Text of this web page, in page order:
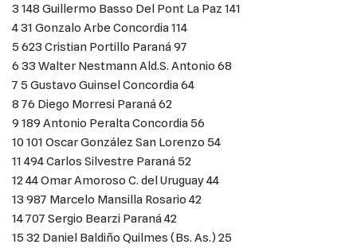
3 148 Guillermo Basso Del Pont La Paz 141
4 31 Gonzalo Arbe Concordia 114
5 623 Cristian Portillo Paraná 97
6 33 Walter Nestmann Ald.S. Antonio 68
7 5 Gustavo Guinsel Concordia 64
8 76 Diego Morresi Paraná 62
9 189 Antonio Peralta Concordia 56
10 101 Oscar González San Lorenzo 54
11 494 Carlos Silvestre Paraná 52
12 44 Omar Amoroso C. del Uruguay 44
13 987 Marcelo Mansilla Rosario 42
14 707 Sergio Bearzi Paraná 42
15 32 Daniel Baldiño Quilmes (Bs. As.) 25